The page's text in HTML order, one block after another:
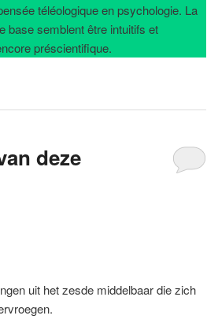
téléologique en psychologie. La
base semblent être intuitifs et
préscientifique.
deze
uit het zesde middelbaar die zich